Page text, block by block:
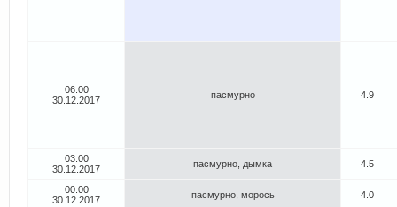
06:00
30.12.2017
пасмурно 4.9
03:00
30.12.2017
пасмурно, дымка 4.5
00:00
30.12.2017
пасмурно, морось 4.0